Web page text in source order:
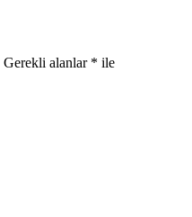
Gerekli alanlar * ile